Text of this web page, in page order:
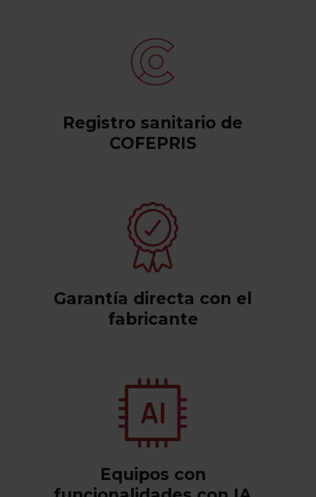
Registro sanitario de
COFEPRIS
Garantía directa con el
fabricante
Equipos con